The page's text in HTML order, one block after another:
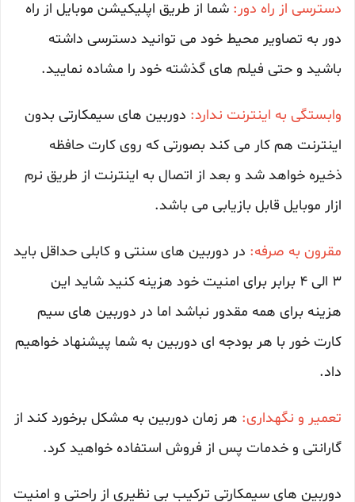
دسترسی از راه دور: شما از طریق اپلیکیشن موبایل از راه
دور به تصاویر محیط خود می توانید دسترسی داشته
باشید و حتی فیلم های گذشته خود را مشاده نمایید.
وابستگی به اینترنت ندارد: دوربین های سیمکارتی بدون
اینترنت هم کار می کند بصورتی که روی کارت حافظه
ذخیره خواهد شد و بعد از اتصال به اینترنت از طریق نرم
ازار موبایل قابل بازیابی می باشد.
مقرون به صرفه: در دوربین های سنتی و کابلی حداقل باید
3 الی 4 برابر برای امنیت خود هزینه کنید شاید این
هزینه برای همه مقدور نباشد اما در دوربین های سیم
کارت خور با هر بودجه ای دوربین به شما پیشنهاد خواهیم
داد.
تعمیر و نگهداری: هر زمان دوربین به مشکل برخورد کند از
گارانتی و خدمات پس از فروش استفاده خواهید کرد.
دوربین های سیمکارتی ترکیب بی نظیری از راحتی و امنیت